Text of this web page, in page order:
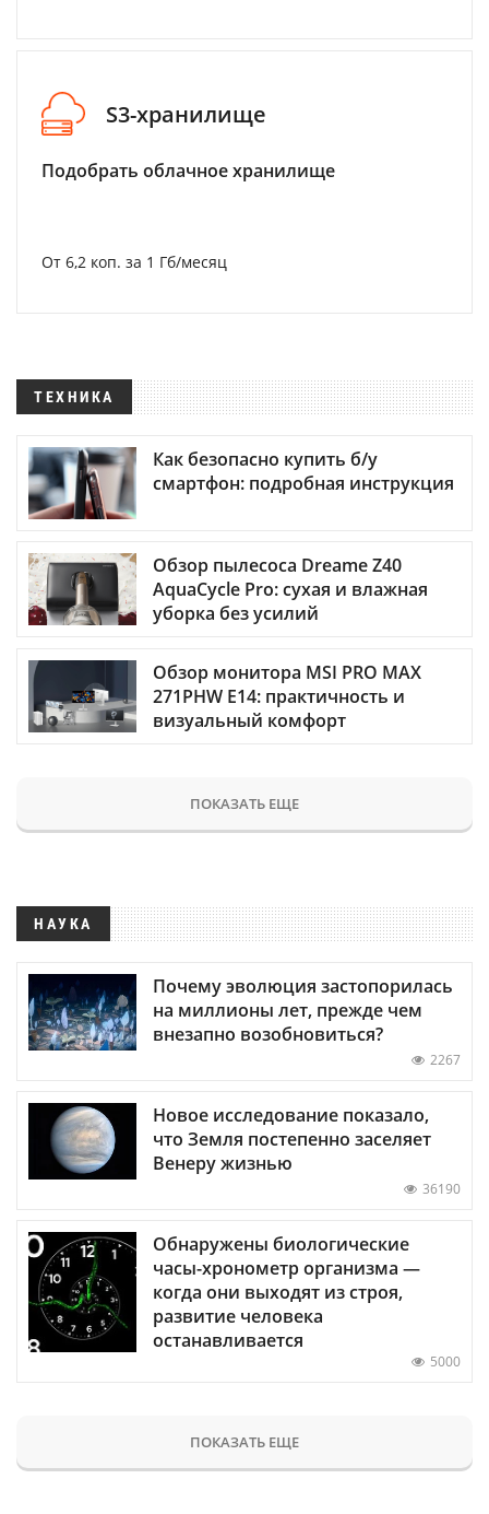
S3-хранилище
Подобрать облачное хранилище
От 6,2 коп. за 1 Гб/месяц
ТЕХНИКА
Как безопасно купить б/у
смартфон: подробная инструкция
Обзор пылесоса Dreame Z40
AquaCycle Pro: сухая и влажная
уборка без усилий
Обзор монитора MSI PRO MAX
271PHW E14: практичность и
визуальный комфорт
ПОКАЗАТЬ ЕЩЕ
НАУКА
Почему эволюция застопорилась
на миллионы лет, прежде чем
внезапно возобновиться?
2267
Новое исследование показало,
что Земля постепенно заселяет
Венеру жизнью
36190
Обнаружены биологические
часы-хронометр организма —
когда они выходят из строя,
развитие человека
останавливается
5000
ПОКАЗАТЬ ЕЩЕ